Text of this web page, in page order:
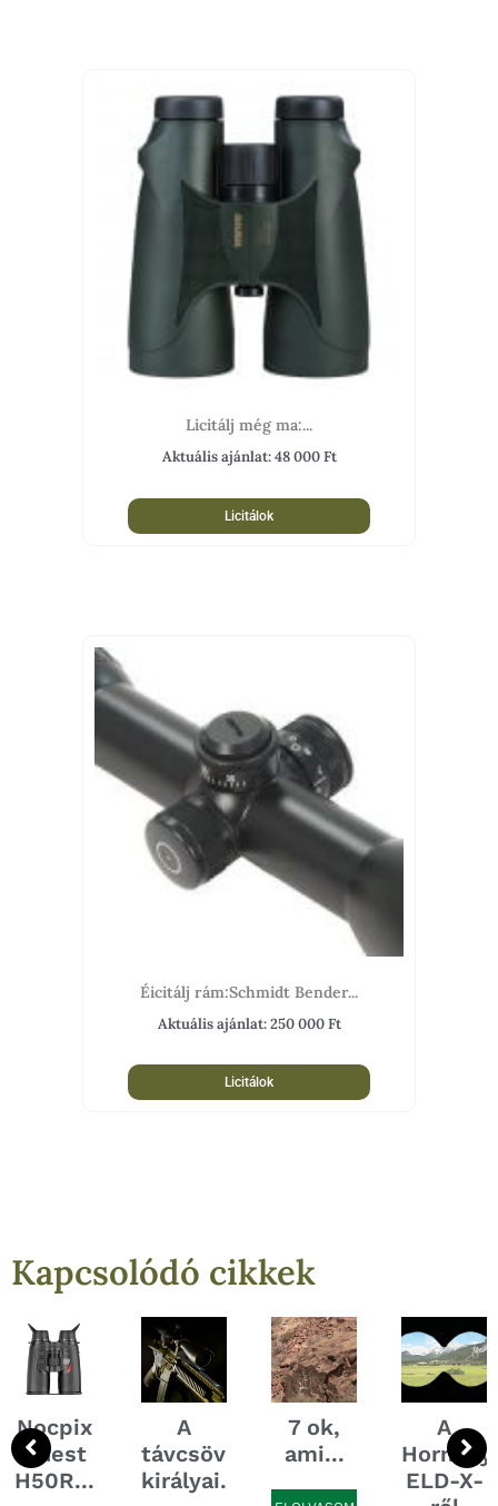
Licitálj még ma:...
Aktuális ajánlat:48 000Ft
Licitálok
Éicitálj rám:Schmidt Bender...
Aktuális ajánlat:250 000Ft
Licitálok
Kapcsolódó cikkek
Nocpix
Quest
H50R...
A
távcsövek
királyai...
7 ok,
ami...
A
Hornady
ELD-X-